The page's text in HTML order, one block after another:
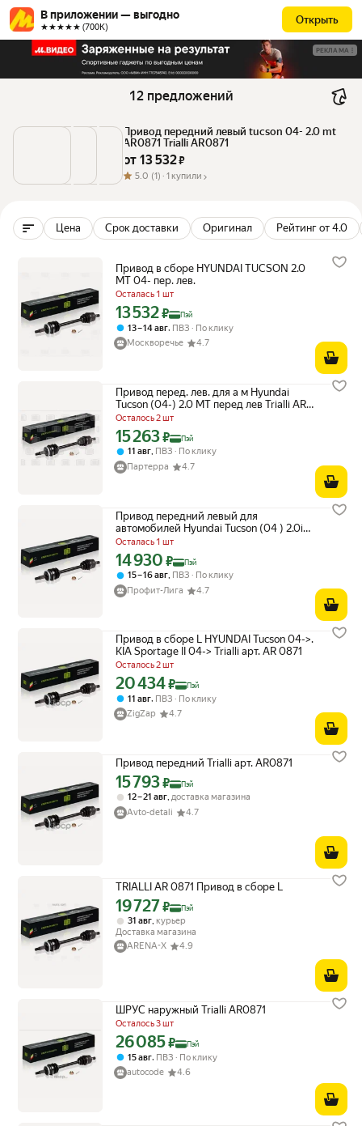
В приложении — выгодно
★★★★★ (700К)
Открыть
РЕКЛАМА
12 предложений
Привод передний левый tucson 04- 2.0 mt
AR0871 Trialli AR0871
от 13 532 ₽
5.0 (1) · 1 купили
Цена Срок доставки Оригинал Рейтинг от 4.0
Привод в сборе HYUNDAI TUCSON 2.0
MT 04- пер. лев.
Осталась 1 шт
Цена с картой Яндекс Пэй 13532 ₽ вместо
13 532₽ Пэй
13 – 14 авг, ПВЗ
По клику
Москворечье
4.7
Привод перед. лев. для а м Hyundai
Tucson (04-) 2.0 MT перед лев Trialli AR
0871
Осталось 2 шт
Цена с картой Яндекс Пэй 15263 ₽ вместо
15 263₽ Пэй
11 авг, ПВЗ
По клику
Партерра
4.7
Привод передний левый для
автомобилей Hyundai Tucson (04 ) 2.0i
МT/2.0 CRDi АT TRIALLI AR 0871
Осталась 1 шт
Цена с картой Яндекс Пэй 14930 ₽ вместо
14 930 ₽ Пэй
15 – 16 авг ПВЗ
По клику
Профит-Лига
4.7
Привод в сборе L HYUNDAI Tucson 04->.
KIA Sportage II 04-> Trialli арт. AR 0871
Осталось 2 шт
Цена с картой Яндекс Пэй 20434 ₽ вместо
20 434₽ Пэй
11 авг, ПВЗ
По клику
ZigZap
4.7
Привод передний Trialli арт. AR0871
Цена с картой Яндекс Пэй 15793 ₽ вместо
15 793₽ Пэй
12 – 21 авг, доставка магазина
Avto-detali
4.7
TRIALLI AR 0871 Привод в сборе L
Цена с картой Яндекс Пэй 19727 ₽ вместо
19 727₽ Пэй
31 авг курьер
Доставка магазина
ARENA-X
4.9
ШРУС наружный Trialli AR0871
Осталось 3 шт
Цена с картой Яндекс Пэй 26085 ₽ вместо
26 085₽ Пэй
15 авг, ПВЗ
По клику
autocode
4.6